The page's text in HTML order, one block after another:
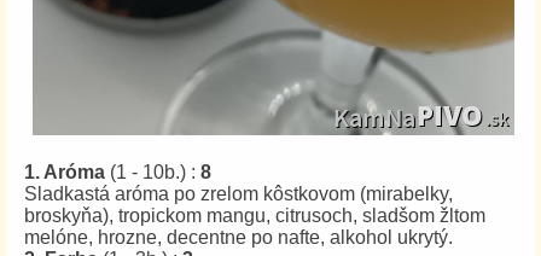
1. Aróma (1 - 10b.) : 8
Sladkastá aróma po zrelom kôstkovom (mirabelky,
broskyňa), tropickom mangu, citrusoch, sladšom žltom
melóne, hrozne, decentne po nafte, alkohol ukrytý.